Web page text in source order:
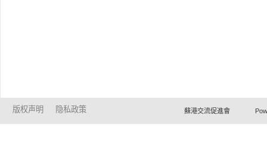
版权声明 隐私政策 蘇港交流促進會